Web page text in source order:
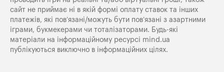
сайт не приймає ні в якій формі оплату ставок та інших
платежів, які пов’язані/можуть бути пов’язані з азартними
іграми, букмекерами чи тоталізаторами. Будь-які
матеріали на інформаційному ресурсі mind.ua
публікуються виключно в інформаційних цілях.